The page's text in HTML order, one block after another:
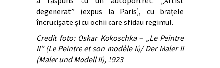
degenerat” (expus la Paris), cu brațele
încrucișate și cu ochii care sfidau regimul.
Credit foto: Oskar Kokoschka – „Le Peintre
II” (Le Peintre et son modèle II)/ Der Maler II
(Maler und Modell II), 1923